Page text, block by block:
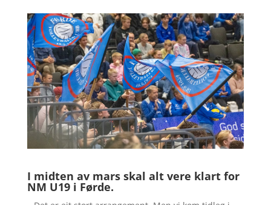
I midten av mars skal alt vere klart for
NM U19 i Førde.